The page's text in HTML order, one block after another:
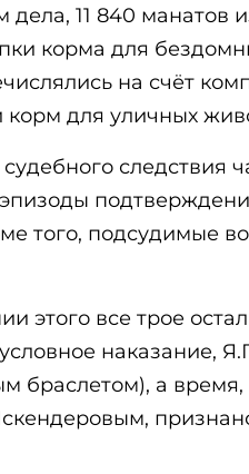
дела, 11 840
корма для
на счёт
корм для уличных
судебного следствия
того, подсудимые
этого все трое
наказание,
браслетом), а